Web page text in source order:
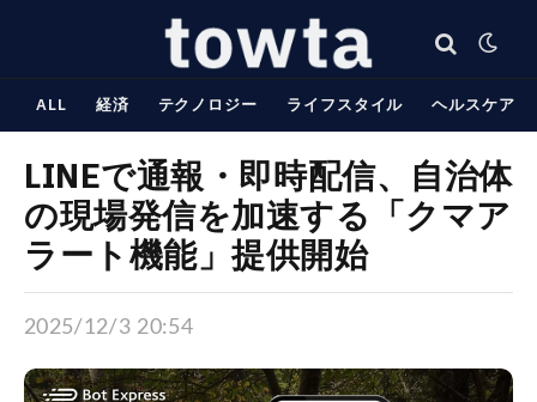
ALL 経済 テクノロジー ライフスタイル ヘルスケア
LINEで通報・即時配信、自治体
の現場発信を加速する「クマア
ラート機能」提供開始
2025/12/3 20:54